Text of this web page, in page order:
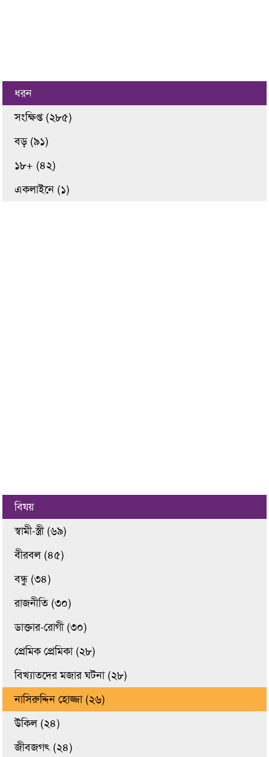
ধরন
সংক্ষিপ্ত (২৮৫)
বড় (৯১)
১৮+ (৪২)
একলাইনে (১)
বিষয়
স্বামী-স্ত্রী (৬৯)
বীরবল (৪৫)
বন্ধু (৩৪)
রাজনীতি (৩০)
ডাক্তার-রোগী (৩০)
প্রেমিক প্রেমিকা (২৮)
বিখ্যাতদের মজার ঘটনা (২৮)
নাসিরুদ্দিন হোজ্জা (২৬)
উকিল (২৪)
জীবজগৎ (২৪)